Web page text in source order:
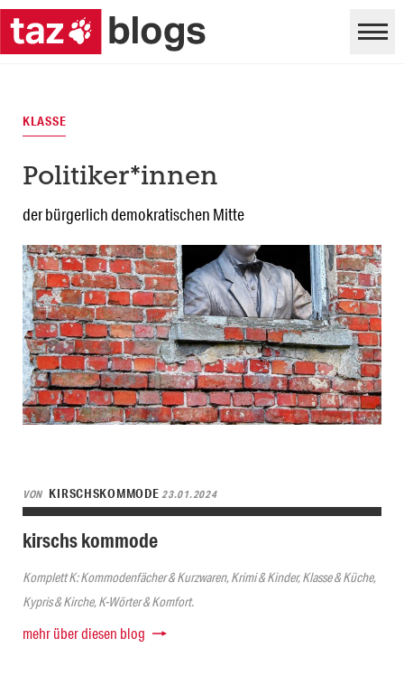
KLASSE
Politiker*innen
der bürgerlich demokratischen Mitte
VON KIRSCHSKOMMODE23.01.2024
kirschs kommode
Komplett K: Kommodenfächer & Kurzwaren, Krimi & Kinder, Klasse & Küche,
Kypris & Kirche, K-Wörter & Komfort.
mehr über diesen blog